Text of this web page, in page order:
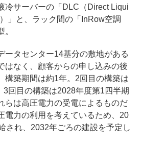
冷サーバーの「DLC（Direct Liqui
」と、ラック間の「InRow空調
タセンター14基分の敷地がある
はなく、顧客からの申し込みの後
構築期間は約1年。2回目の構築は
3回目の構築は2028年度第1四半期
らは高圧電力の受電によるものだ
電力の利用を考えているため、20
され、2032年ごろの建設を予定し